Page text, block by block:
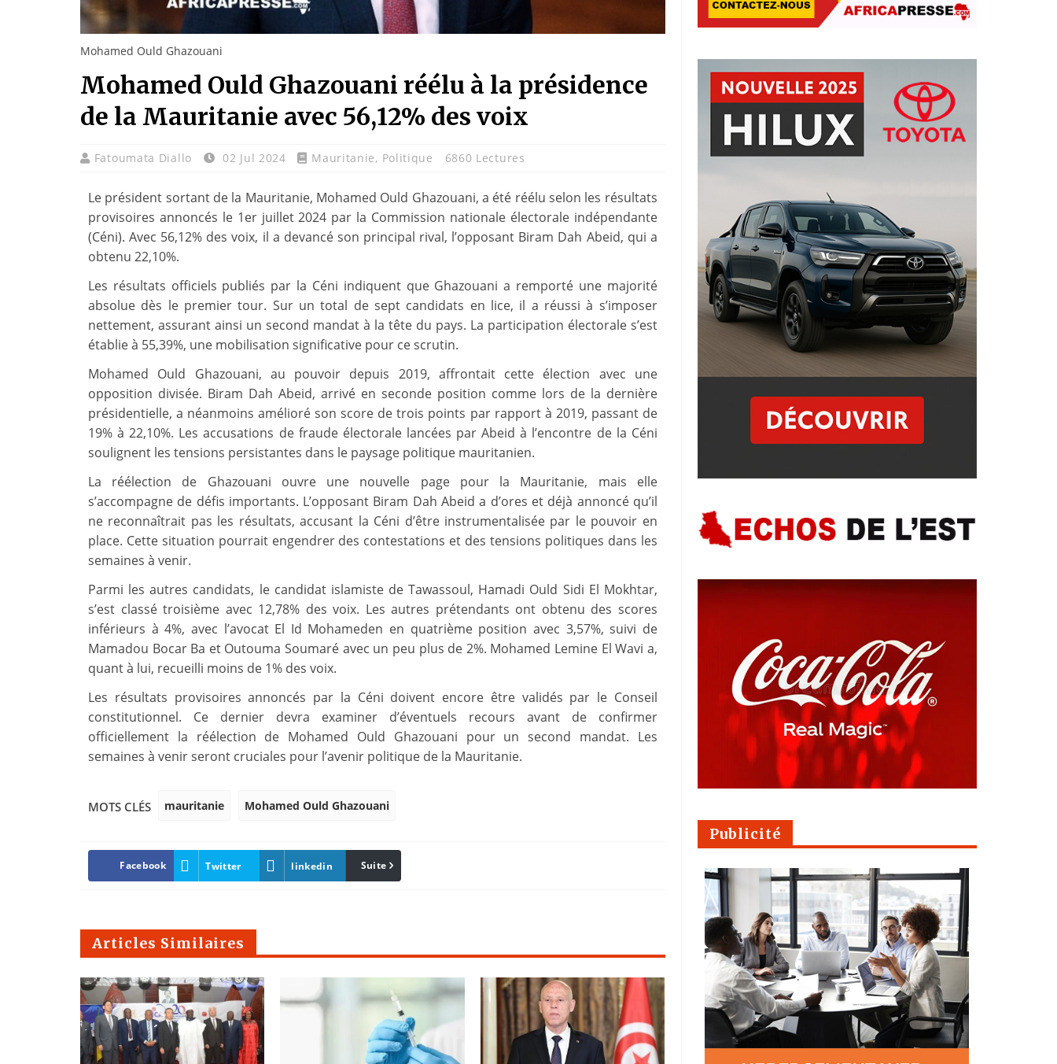
Mohamed Ould Ghazouani
Mohamed Ould Ghazouani réélu à la présidence
de la Mauritanie avec 56,12% des voix
Fatoumata Diallo 02 Jul 2024 Mauritanie, Politique 6860 Lectures
Le président sortant de la Mauritanie, Mohamed Ould Ghazouani, a été réélu selon les résultats
provisoires annoncés le 1er juillet 2024 par la Commission nationale électorale indépendante
(Céni). Avec 56,12% des voix, il a devancé son principal rival, l’opposant Biram Dah Abeid, qui a
obtenu 22,10%.
Les résultats officiels publiés par la Céni indiquent que Ghazouani a remporté une majorité
absolue dès le premier tour. Sur un total de sept candidats en lice, il a réussi à s’imposer
nettement, assurant ainsi un second mandat à la tête du pays. La participation électorale s’est
établie à 55,39%, une mobilisation significative pour ce scrutin.
Mohamed Ould Ghazouani, au pouvoir depuis 2019, affrontait cette élection avec une
opposition divisée. Biram Dah Abeid, arrivé en seconde position comme lors de la dernière
présidentielle, a néanmoins amélioré son score de trois points par rapport à 2019, passant de
19% à 22,10%. Les accusations de fraude électorale lancées par Abeid à l’encontre de la Céni
soulignent les tensions persistantes dans le paysage politique mauritanien.
La réélection de Ghazouani ouvre une nouvelle page pour la Mauritanie, mais elle
s’accompagne de défis importants. L’opposant Biram Dah Abeid a d’ores et déjà annoncé qu’il
ne reconnaîtrait pas les résultats, accusant la Céni d’être instrumentalisée par le pouvoir en
place. Cette situation pourrait engendrer des contestations et des tensions politiques dans les
semaines à venir.
Parmi les autres candidats, le candidat islamiste de Tawassoul, Hamadi Ould Sidi El Mokhtar,
s’est classé troisième avec 12,78% des voix. Les autres prétendants ont obtenu des scores
inférieurs à 4%, avec l’avocat El Id Mohameden en quatrième position avec 3,57%, suivi de
Mamadou Bocar Ba et Outouma Soumaré avec un peu plus de 2%. Mohamed Lemine El Wavi a,
quant à lui, recueilli moins de 1% des voix.
Les résultats provisoires annoncés par la Céni doivent encore être validés par le Conseil
constitutionnel. Ce dernier devra examiner d’éventuels recours avant de confirmer
officiellement la réélection de Mohamed Ould Ghazouani pour un second mandat. Les
semaines à venir seront cruciales pour l’avenir politique de la Mauritanie.
MOTS CLÉS mauritanie Mohamed Ould Ghazouani
Facebook Twitter linkedin Pinterest
Suite
Articles Similaires
Publicité